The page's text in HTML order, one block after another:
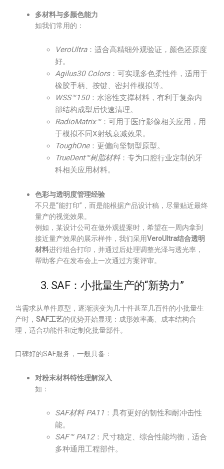
多材料与多颜色能力
如我们常用的：
VeroUltra：适合高精细外观验证，颜色还原度
好。
Agilus30 Colors：可实现多色柔性件，适用于
橡胶手柄、按键、密封件模拟等。
WSS™150：水溶性支撑材料，有利于复杂内
部结构成型后快速清理。
RadioMatrix™：可用于医疗影像相关应用，用
于模拟不同X射线衰减效果。
ToughOne：更偏向坚韧型原型。
TrueDent™树脂材料：专为口腔行业定制的牙
科相关应用材料。
色彩与透明度管理经验
不只是“能打印”，而是能根据产品设计稿，尽量贴近最终
量产的视觉效果。
例如，某设计公司在做外观提案时，希望在一周内拿到
接近量产效果的展示样件，我们采用VeroUltra结合透明
材料进行组合打印，并通过后处理调整光泽与透光率，
帮助客户在发布会上一次通过方案评审。
3. SAF：小批量生产的“新势力”
当需求从单件原型，逐渐演变为几十件甚至几百件的小批量生
产时， SAF工艺的优势开始显现：成形效率高、成本结构合
理，适合功能件和定制化批量部件。
口碑好的SAF服务，一般具备：
对粉末材料特性理解深入
如：
SAF材料 PA11 ：具有更好的韧性和耐冲击性
能。
SAF™ PA12：尺寸稳定、综合性能均衡，适合
多种通用工程部件。